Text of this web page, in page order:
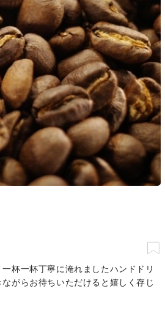
杯一杯丁寧に淹れましたハンドドリ
がらお待ちいただけると嬉しく存じ